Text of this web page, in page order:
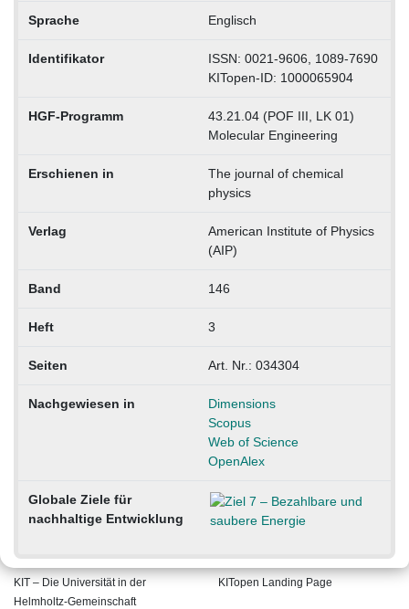
Sprache Englisch
Identifikator
ISSN: 0021-9606, 1089-7690
KITopen-ID: 1000065904
HGF-Programm
43.21.04 (POF III, LK 01)
Molecular Engineering
Erschienen in
The journal of chemical
physics
Verlag
American Institute of Physics
(AIP)
Band 146
Heft 3
Seiten Art. Nr.: 034304
Nachgewiesen in
Dimensions
Scopus
Web of Science
OpenAlex
Globale Ziele für
nachhaltige Entwicklung
KIT – Die Universität in der
Helmholtz-Gemeinschaft
KITopen Landing Page